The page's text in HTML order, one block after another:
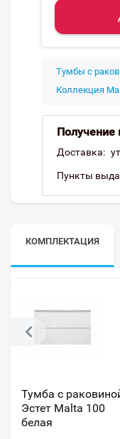
Тумбы с
Коллекция
Получение
Доставка:
Пункты
КОМПЛЕКТАЦИЯ
Тумба с
Эстет Malta 100
белая